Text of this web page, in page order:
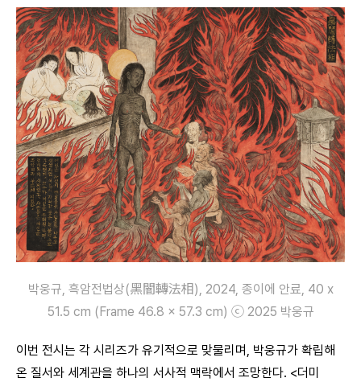
박웅규, 흑암전법상(黑闇轉法相), 2024, 종이에 안료, 40 x
51.5 cm (Frame 46.8 x 57.3 cm) ⓒ 2025 박웅규
이번 전시는 각 시리즈가 유기적으로 맞물리며, 박웅규가 확립해
온 질서와 세계관을 하나의 서사적 맥락에서 조망한다. <더미